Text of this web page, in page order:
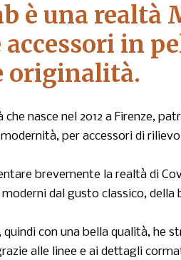
è una realtà
accessori in
originalità.
nasce nel 2012 a Firenze,
per accessori di rilievo
brevemente la realtà di
dal gusto classico,
quindi con una bella qualità, he
alle linee e ai dettagli